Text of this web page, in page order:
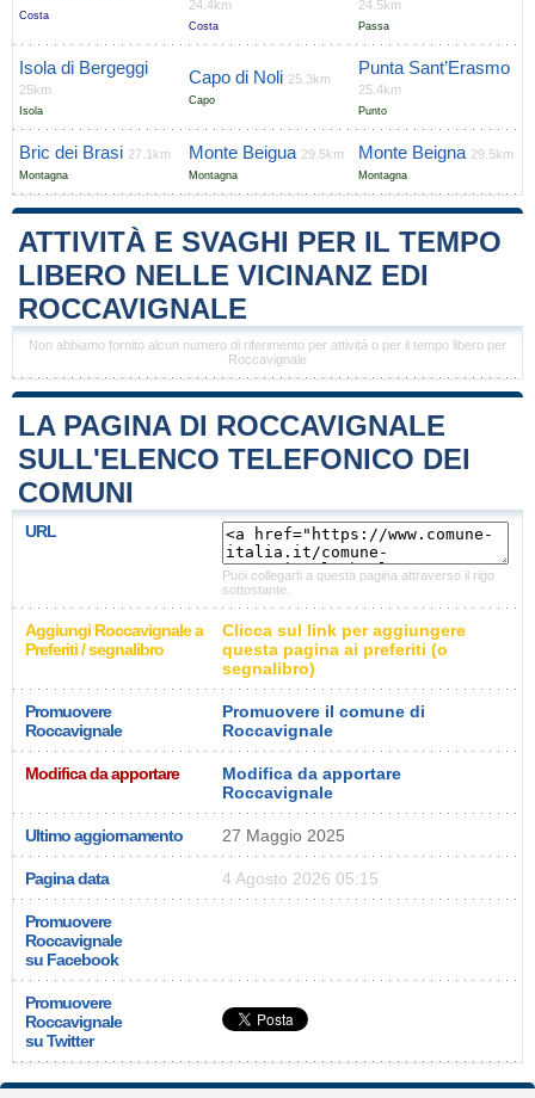
Costa
24.4km
Costa
24.5km
Passa
Isola di Bergeggi
25km
Isola
Capo di Noli 25.3km
Capo
Punta Sant’Erasmo
25.4km
Punto
Bric dei Brasi 27.1km
Montagna
Monte Beigua 29.5km
Montagna
Monte Beigna 29.5km
Montagna
ATTIVITÀ E SVAGHI PER IL TEMPO
LIBERO NELLE VICINANZ EDI
ROCCAVIGNALE
Non abbiamo fornito alcun numero di riferimento per attività o per il tempo libero per
Roccavignale
LA PAGINA DI ROCCAVIGNALE
SULL'ELENCO TELEFONICO DEI
COMUNI
URL
Puoi collegarti a questa pagina attraverso il rigo
sottostante.
Aggiungi Roccavignale a
Preferiti / segnalibro
Clicca sul link per aggiungere
questa pagina ai preferiti (o
segnalibro)
Promuovere
Roccavignale
Promuovere il comune di
Roccavignale
Modifica da apportare
Modifica da apportare
Roccavignale
Ultimo aggiornamento 27 Maggio 2025
Pagina data 4 Agosto 2026 05:15
Promuovere
Roccavignale
su Facebook
Promuovere
Roccavignale
su Twitter